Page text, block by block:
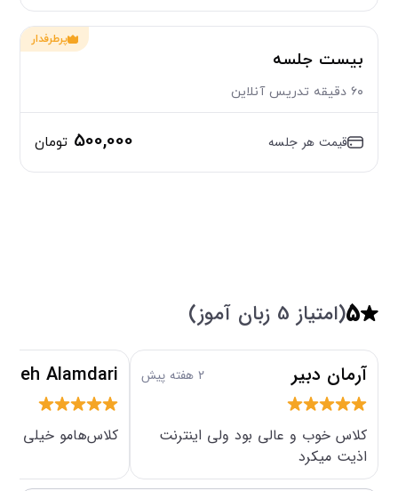
بیست جلسه
پرطرفدار
۶۰ دقیقه تدریس آنلاین
قیمت هر جلسه 500,000 تومان
5(امتیاز 5 زبان آموز)
آرمان دبير ۲ هفته پیش
كلاس خوب و عالي بود ولي اينترنت
اذيت ميكرد
Alamdari
کلاس‌هامو خیلی